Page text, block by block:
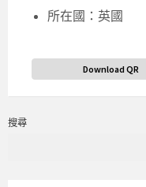
所在國：英國
Download QR
搜尋